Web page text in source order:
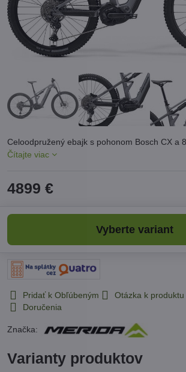
Celoodpružený ebajk s pohonom Bosch CX a
Čítajte viac
4899 €
Vyberte variant
Pridať k Obľúbeným Otázka k produktu
Doručenia
Značka:
Varianty produktov